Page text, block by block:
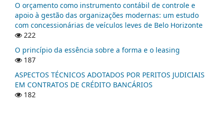
O orçamento como instrumento contábil de controle e
apoio à gestão das organizações modernas: um estudo
com concessionárias de veículos leves de Belo Horizonte
222
O princípio da essência sobre a forma e o leasing
187
ASPECTOS TÉCNICOS ADOTADOS POR PERITOS JUDICIAIS
EM CONTRATOS DE CRÉDITO BANCÁRIOS
182